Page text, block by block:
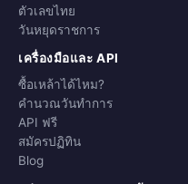
ตัวเลขไทย
วันหยุดราชการ
เครื่องมือและ API
ซื้อเหล้าได้ไหม?
คำนวณวันทำการ
API ฟรี
สมัครปฏิทิน
Blog